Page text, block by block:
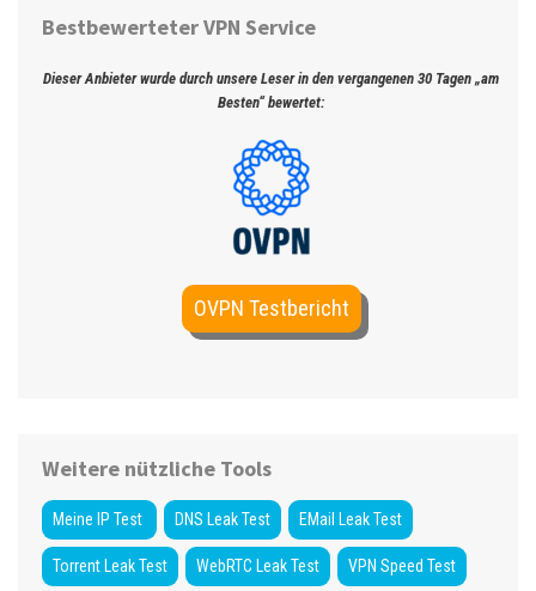
Bestbewerteter VPN Service
Dieser Anbieter wurde durch unsere Leser in den vergangenen 30 Tagen „am
Besten“ bewertet:
OVPN Testbericht
Weitere nützliche Tools
Meine IP Test DNS Leak Test EMail Leak Test
Torrent Leak Test WebRTC Leak Test VPN Speed Test